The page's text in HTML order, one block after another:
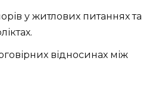
у житлових питаннях та
відносинах між